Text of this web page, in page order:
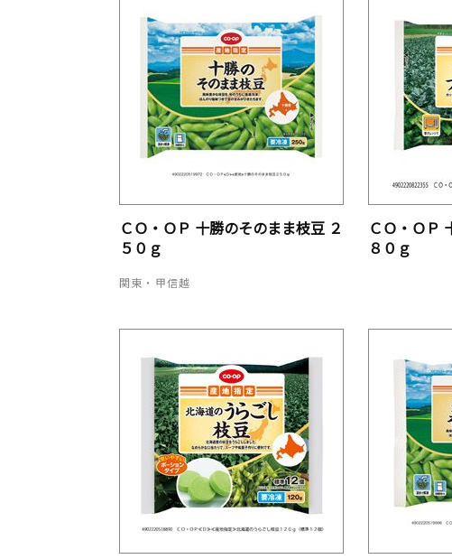
ＣＯ・ＯＰ 十勝のそのまま枝豆 ２
５０ｇ
関東・甲信越
ＣＯ・ＯＰ
８０ｇ